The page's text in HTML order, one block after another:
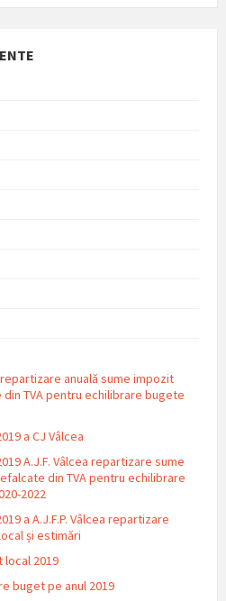
anuală sume impozit
TVA pentru echilibrare bugete
a CJ Vâlcea
A.J.F. Vâlcea repartizare sume
din TVA pentru echilibrare
2022
a A.J.F.P. Vâlcea repartizare
și estimări
2019
buget pe anul 2019